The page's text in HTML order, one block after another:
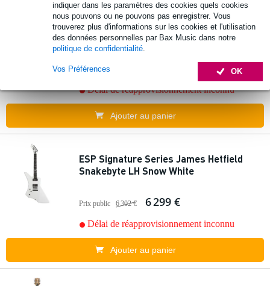
indiquer dans les paramètres des cookies quels cookies
nous pouvons ou ne pouvons pas enregistrer. Vous
trouverez plus d'informations sur les cookies et l'utilisation
des données personnelles par Bax Music dans notre
politique de confidentialité.
OK
Vos Préférences
ESP E-II Eclipse Snow White Satin Left-
Handed guitare électrique pour gaucher
avec étui
Prix public
Délai de réapprovisionnement inconnu
Ajouter au panier
ESP Signature Series James Hetfield
Snakebyte LH Snow White
Prix public 6 302 € 6 299 €
Délai de réapprovisionnement inconnu
Ajouter au panier